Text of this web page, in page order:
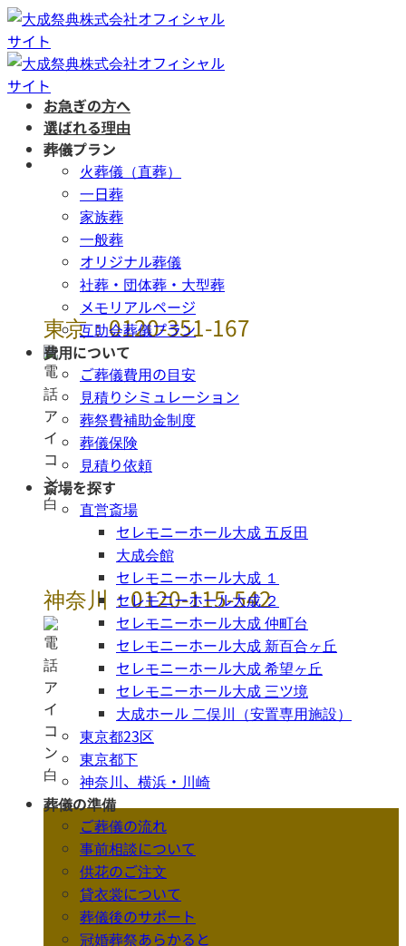
Skip
to
content
年中無休 / 24時
間
東京：0120-351-167
神奈川：0120-115-542
お急ぎの方へ
選ばれる理由
葬儀プラン
火葬儀（直葬）
一日葬
家族葬
一般葬
オリジナル葬儀
社葬・団体葬・大型葬
メモリアルページ
互助会葬儀プラン
費用について
ご葬儀費用の目安
見積りシミュレーション
葬祭費補助金制度
葬儀保険
見積り依頼
斎場を探す
直営斎場
セレモニーホール大成 五反田
大成会館
セレモニーホール大成 １
セレモニーホール大成 ２
セレモニーホール大成 仲町台
セレモニーホール大成 新百合ヶ丘
セレモニーホール大成 希望ヶ丘
セレモニーホール大成 三ツ境
大成ホール 二俣川（安置専用施設）
東京都23区
東京都下
神奈川、横浜・川崎
葬儀の準備
ご葬儀の流れ
事前相談について
供花のご注文
貸衣裳について
葬儀後のサポート
冠婚葬祭あらかると